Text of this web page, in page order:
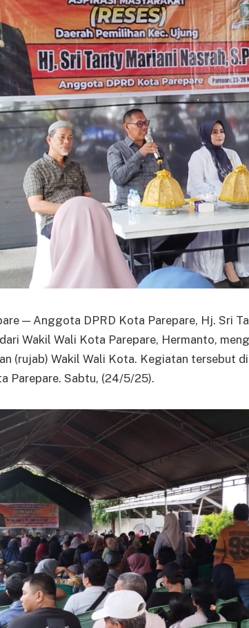
— Anggota DPRD Kota Parepare, Hj. Sri
Wakil Wali Kota Parepare, Hermanto,
(rujab) Wakil Wali Kota. Kegiatan tersebut
Parepare. Sabtu, (24/5/25).